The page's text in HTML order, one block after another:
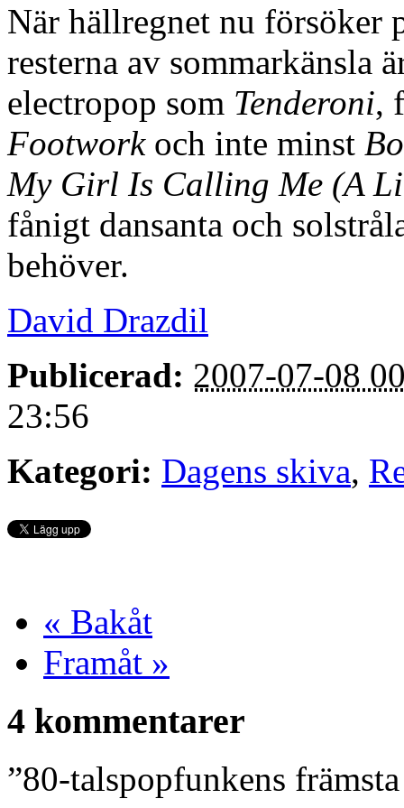
När hällregnet nu försöker
resterna av sommarkänsla
electropop som Tenderoni,
Footworkoch inte minst
My Girl Is Calling Me (A
fånigt dansanta och
behöver.
David Drazdil
Publicerad: 2007-07-08
23:56
Kategori: Dagens skiva,
« Bakåt
Framåt »
4 kommentarer
”80-talspopfunkens